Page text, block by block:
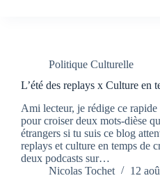
Politique Culturelle
L’été des replays x Culture en
Ami lecteur, je rédige ce
pour croiser deux mots-dièse
étrangers si tu suis ce blog
replays et culture en temps de
deux podcasts sur…
Nicolas Tochet
12